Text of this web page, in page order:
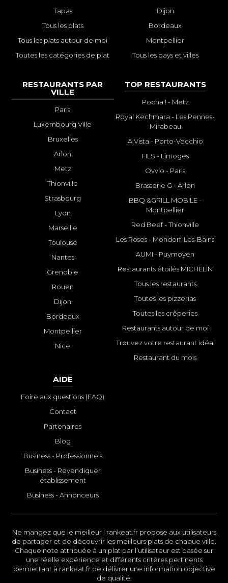
Tapas
Tous les plats
Tous les plats autour de moi
Toutes les catégories de plat
Dijon
Bordeaux
Montpellier
Tous les pays et villes
RESTAURANTS PAR
VILLE
Paris
Luxembourg Ville
Bruxelles
Arlon
Metz
Thionville
Strasbourg
Lyon
Marseille
Toulouse
Nantes
Grenoble
Rouen
Dijon
Bordeaux
Montpellier
Nice
TOP RESTAURANTS
Pocha ! - Metz
Royal Kechmara - Les Pennes-
Mirabeau
A Vista - Porto-Vecchio
FILS - Limoges
Ovvio - Paris
Brasserie G - Arlon
BBQ &GRILL MOBILE -
Montpellier
Red Beef - Thionville
Les Roses - Mondorf-Les-Bains
AUMI - Puymoyen
Restaurants étoilés MICHELIN
Tous les restaurants
Toutes les pizzerias
Toutes les crêperies
Restaurants autour de moi
Trouvez votre restaurant idéal
Restaurant du mois
AIDE
Foire aux questions (FAQ)
Contact
Partenaires
Blog
Business - Professionnels
Business - Revendiquer
établissement
Business - Annonceurs
Ne mangez que le meilleur ! rankeat.fr propose aux utilisateurs
de partager et de découvrir les meilleurs plats de chaque ville.
Chaque note attribuée à un plat par l’utilisateur est basée sur
une réelle expérience et différents critères pertinents
permettant à rankeat.fr de délivrer une information objective
de qualité.